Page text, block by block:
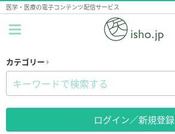
医学・医療の電子コンテンツ配信サービス
カテゴリー
ログイン／新規登録